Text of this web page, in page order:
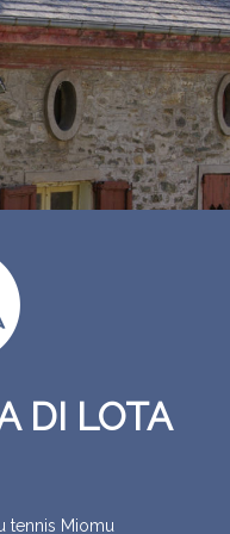
DI LOTA
tennis Miomu